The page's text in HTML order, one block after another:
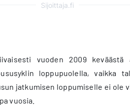
Sijoittaja.fi
vuoden 2009
loppupuolella, vaikka
jatkumisen loppumiselle ei ole
vuosia.